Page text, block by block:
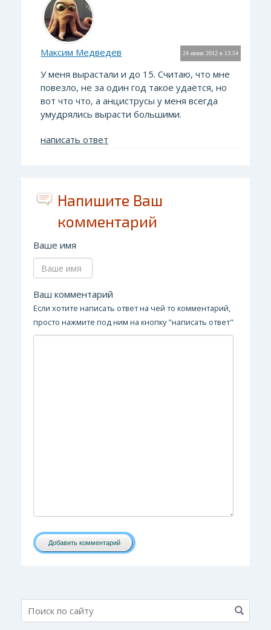
24 июня 2012 в 13:54
Максим Медведев
У меня вырастали и до 15. Считаю, что мне
повезло, не за один год такое удаётся, но
вот что что, а анциструсы у меня всегда
умудрялись вырасти большими.
написать ответ
Напишите Ваш
комментарий
Ваше имя
Ваш комментарий
Если хотите написать ответ на чей то комментарий,
просто нажмите под ним на кнопку "написать ответ"
Добавить комментарий